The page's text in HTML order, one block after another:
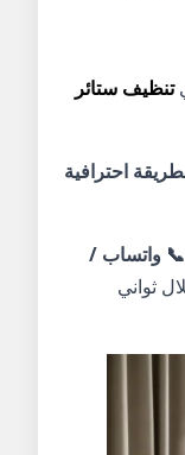
تنظيف ستائر
احترافية
📞 واتساب /
ثواني